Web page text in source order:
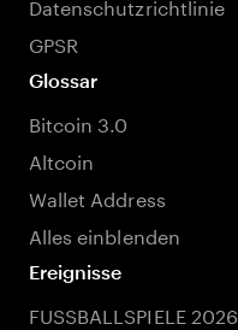
GPSR
Glossar
Bitcoin 3.0
Altcoin
Wallet Address
Alles einblenden
Ereignisse
FUSSBALLSPIELE 2026